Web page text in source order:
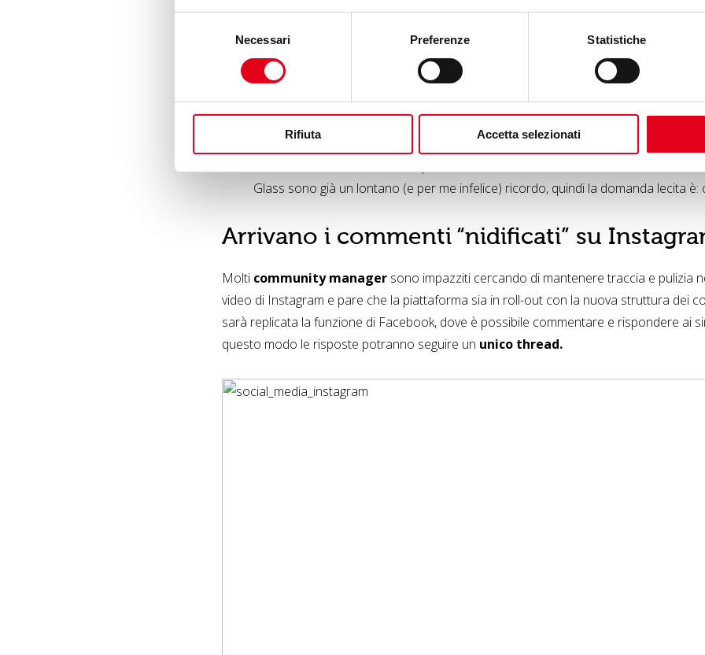
Necessari Preferenze Statistiche
Rifiuta Accetta selezionati
newsfeed e stories) e la condivisione di messaggi di testo a schermo intero su
consente di condividere le storie di Facebook, la messaggistica diretta e il
Oltre che la possibilità di fare direttamente in app le foto a 360°.
è stata realizzata “
una nuova piattaforma per gli show su Facebook.
desktop e laptop, gli spettacoli sono costituiti da episodi – in diretta o registrati –
una trama. Una sorta di Netflix. Però social. Il debutto è affidato a 12 episodi di “
“, che personalmente adoro.
Glass sono già un lontano (e per me infelice) ricordo, quindi la domanda lecita è:
Arrivano i commenti “nidificati” su
Molti community manager sono impazziti cercando di mantenere traccia e pulizia
video di Instagram e pare che la piattaforma sia in roll-out con la nuova struttura dei
sarà replicata la funzione di Facebook, dove è possibile commentare e rispondere ai
questo modo le risposte potranno seguire un unico thread.